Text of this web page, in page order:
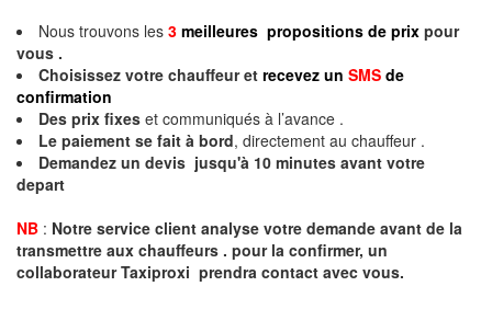
Nous trouvons les 3 meilleures propositions de prix pour
vous .
Choisissez votre chauffeur et recevez un SMS de
confirmation
Des prix fixes et communiqués à l’avance .
Le paiement se fait à bord, directement au chauffeur .
Demandez un devis jusqu'à 10 minutes avant votre
depart
NB : Notre service client analyse votre demande avant de la
transmettre aux chauffeurs . pour la confirmer, un
collaborateur Taxiproxi prendra contact avec vous.